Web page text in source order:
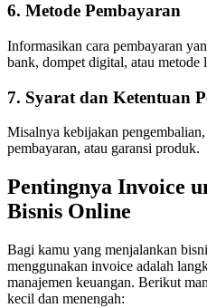
6. Metode Pembayaran
Informasikan cara pembayaran
bank, dompet digital, atau metode
7. Syarat dan Ketentuan
Misalnya kebijakan
pembayaran, atau garansi produk.
Pentingnya Invoice
Bisnis Online
Bagi kamu yang menjalankan
menggunakan invoice adalah
manajemen keuangan. Berikut
kecil dan menengah: